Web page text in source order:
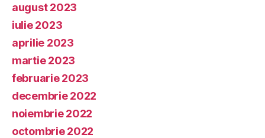
august 2023
iulie 2023
aprilie 2023
martie 2023
februarie 2023
decembrie 2022
noiembrie 2022
octombrie 2022